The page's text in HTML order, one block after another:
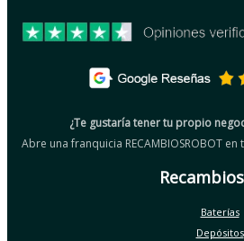
¿Te gustaría tener tu propio
Abre una franquicia RECAMBIOSROBOT en
Recambios
Baterías
Depósitos